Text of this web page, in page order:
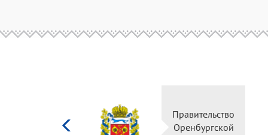
Правительство
Оренбургской